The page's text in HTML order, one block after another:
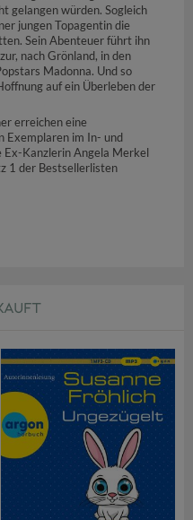
gelangen würden. Sogleich
jungen Topagentin die
Sein Abenteuer führt ihn
nach Grönland, in den
Madonna. Und so
auf ein Überleben der
erreichen eine
Exemplaren im In- und
Ex-Kanzlerin Angela Merkel
1 der Bestsellerlisten